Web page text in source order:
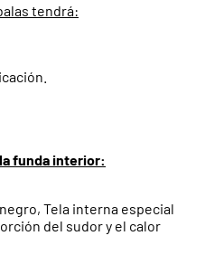
tendrá:
funda interior:
Tela interna especial
del sudor y el calor